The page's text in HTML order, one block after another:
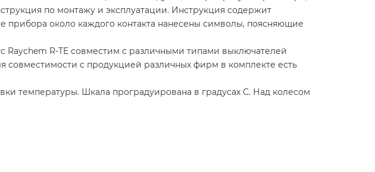
по монтажу и эксплуатации. Инструкция содержит
около каждого контакта нанесены символы, поясняющие
Raychem R-TE совместим с различными типами выключателей
совместимости с продукцией различных фирм в комплекте есть
температуры. Шкала проградуирована в градусах С. Над колесом